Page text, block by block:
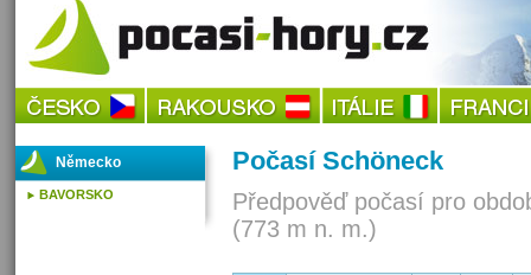
Počasí Schöneck
Předpověď počasí pro
(773 m n. m.)
Německo
BAVORSKO